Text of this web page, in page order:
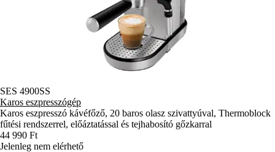
SES 4900SS
Karos eszpresszógép
Karos eszpresszó kávéfőző, 20 baros olasz szivattyúval, Thermoblock
fűtési rendszerrel, előáztatással és tejhabosító gőzkarral
44 990 Ft
Jelenleg nem elérhető